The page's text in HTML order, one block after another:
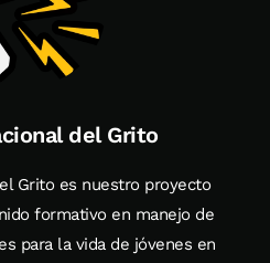
del Grito
Grito es nuestro proyecto
formativo en manejo de
para la vida de jóvenes en